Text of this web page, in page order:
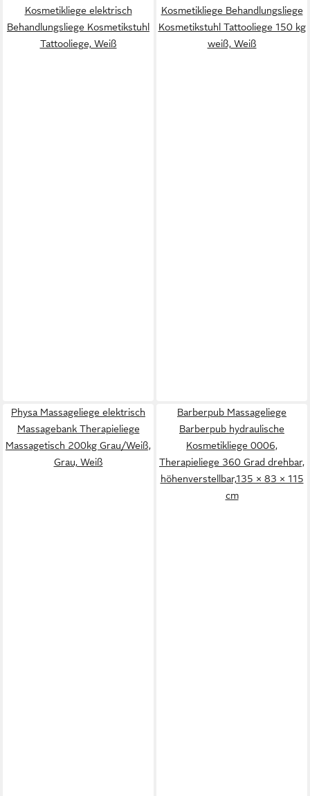
Kosmetikliege elektrisch
Behandlungsliege Kosmetikstuhl
Tattooliege, Weiß
Kosmetikliege Behandlungsliege
Kosmetikstuhl Tattooliege 150 kg
weiß, Weiß
Physa Massageliege elektrisch
Massagebank Therapieliege
Massagetisch 200kg Grau/Weiß,
Grau, Weiß
Barberpub Massageliege
Barberpub hydraulische
Kosmetikliege 0006,
Therapieliege 360 Grad drehbar,
höhenverstellbar,135 × 83 × 115
cm